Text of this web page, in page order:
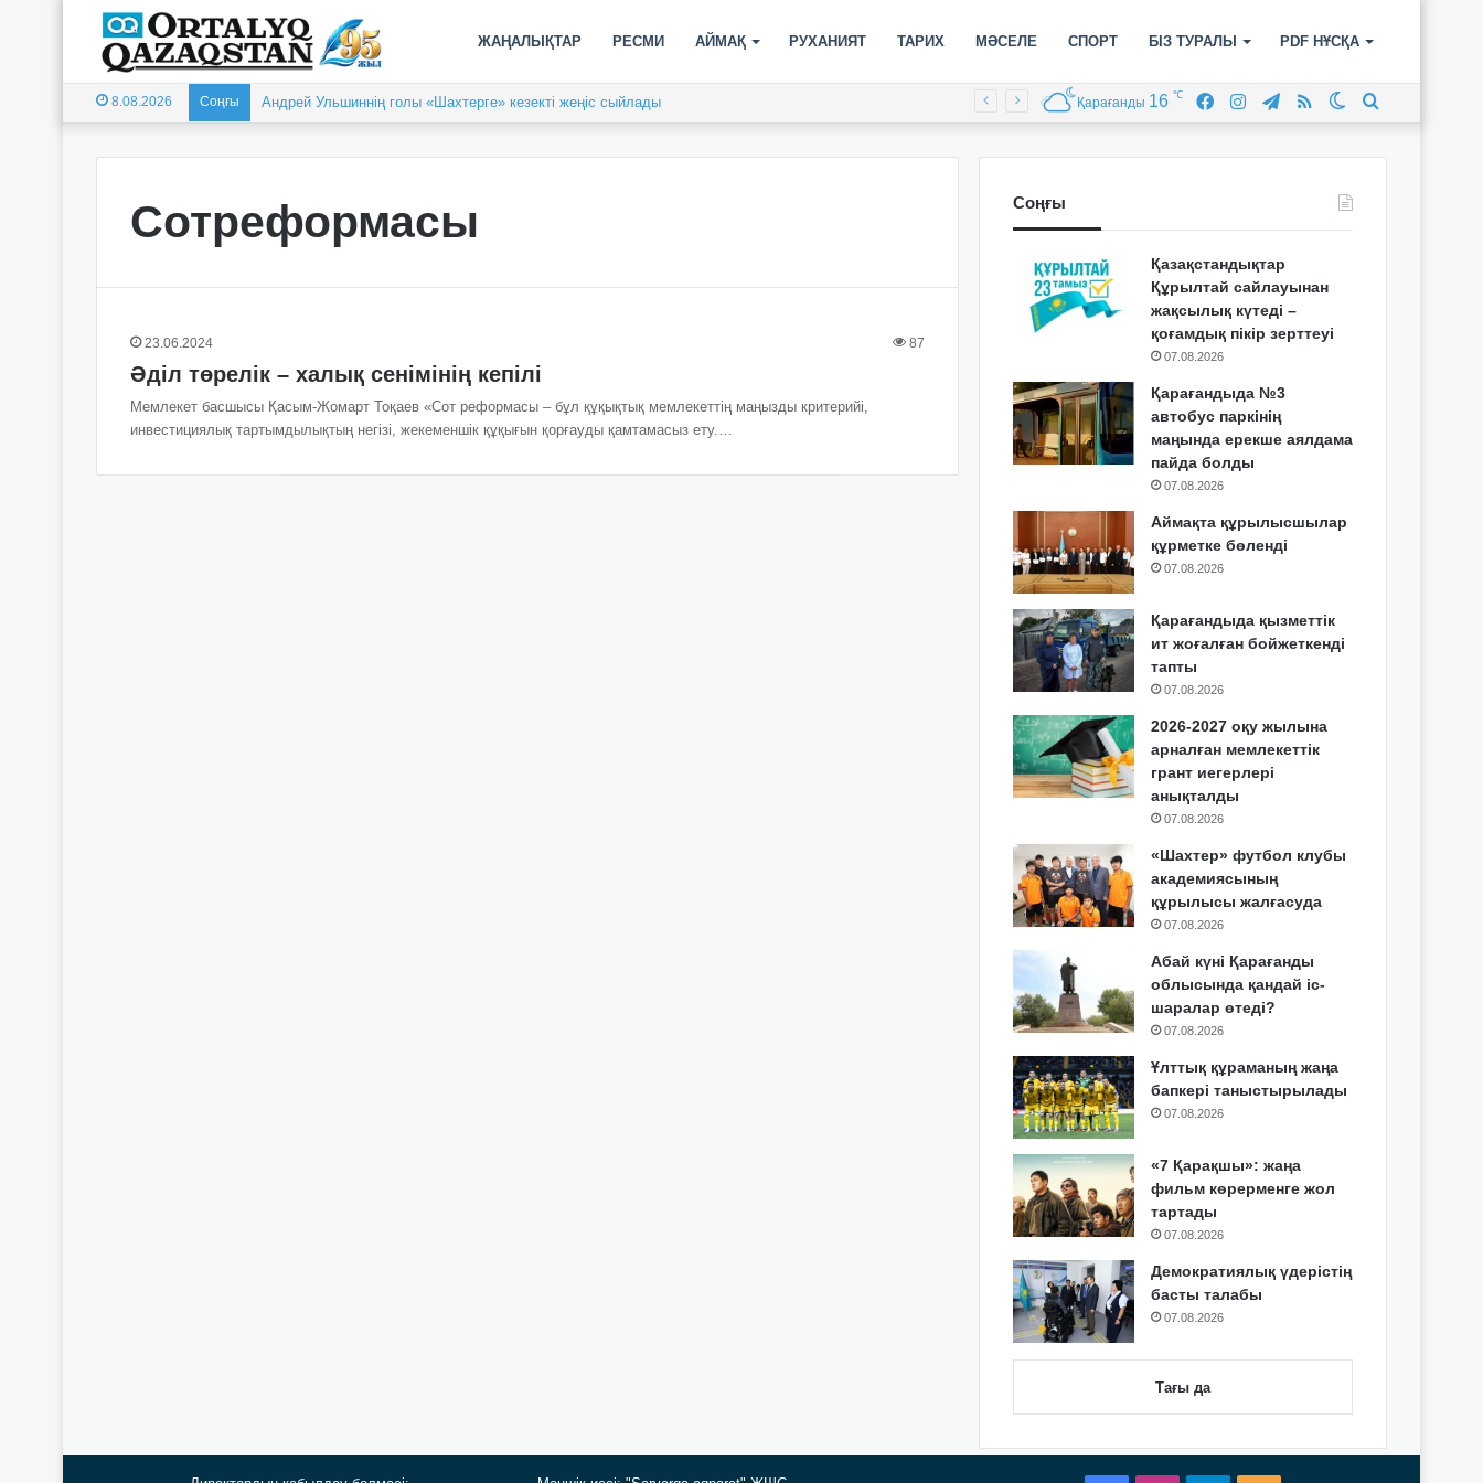
ЖАҢАЛЫҚТАР РЕСМИ АЙМАҚ РУХАНИЯТ ТАРИХ МӘСЕЛЕ СПОРТ БІЗ ТУРАЛЫ PDF НҰСҚА
8.08.2026 Соңғы Андрей Ульшиннің голы «Шахтерге» кезекті жеңіс сыйлады Switch
RSS
Telegram
Instagram
Facebook
Қарағанды 16 ℃
Сотреформасы
23.06.2024 87
Әділ төрелік – халық сенімінің кепілі
Мемлекет басшысы Қасым­-Жомарт Тоқаев «Сот реформасы – бұл құқықтық мемлекеттің маңыз­ды критерийі,
инвестициялық тартымдылықтың негізі, жекеменшік құқығын қорғауды қамтамасыз ету.…
Соңғы
Қазақстандықтар
Құрылтай сайлауынан
жақсылық күтеді –
қоғамдық пікір зерттеуі
07.08.2026
Қарағандыда №3
автобус паркінің
маңында ерекше аялдама
пайда болды
07.08.2026
Аймақта құрылысшылар
құрметке бөленді
07.08.2026
Қарағандыда қызметтік
ит жоғалған бойжеткенді
тапты
07.08.2026
2026-2027 оқу жылына
арналған мемлекеттік
грант иегерлері
анықталды
07.08.2026
«Шахтер» футбол клубы
академиясының
құрылысы жалғасуда
07.08.2026
Абай күні Қарағанды
облысында қандай іс-
шаралар өтеді?
07.08.2026
Ұлттық құраманың жаңа
бапкері таныстырылады
07.08.2026
«7 Қарақшы»: жаңа
фильм көрерменге жол
тартады
07.08.2026
Демократиялық үдерістің
басты талабы
07.08.2026
Тағы да